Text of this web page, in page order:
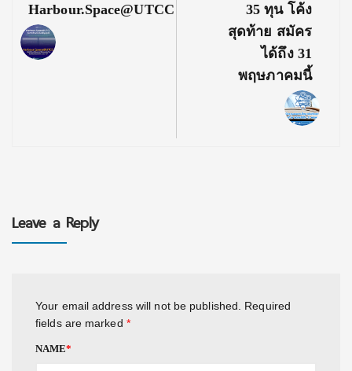
Harbour.Space@UTCC
35 ทุน โค้ง
สุดท้าย สมัคร
ได้ถึง 31
พฤษภาคมนี้
Leave a Reply
Your email address will not be published.
Required
fields are marked *
NAME*